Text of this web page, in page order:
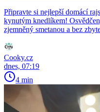
Připravte si nejlepší domácí
kynutým knedlíkem!
zjemněný smetanou a bez
Cooky.cz
dnes, 07:19
4 min